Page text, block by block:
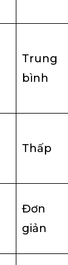
Trung
bình
Thấp
Đơn
giản